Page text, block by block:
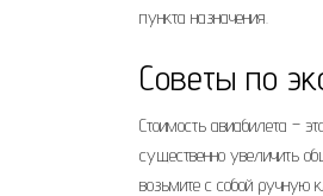
пункта назначения.
Советы по
Стоимость авиабилета –
существенно увеличить
возьмите с собой ручную